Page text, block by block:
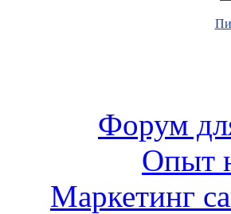
Форум
Опыт
Маркетинг